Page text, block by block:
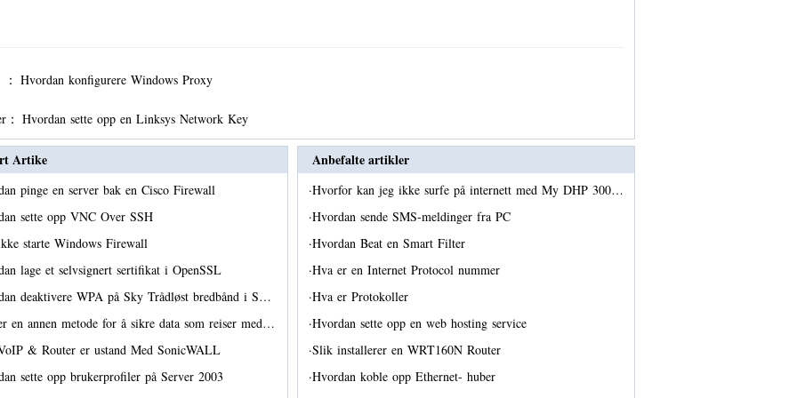
Hvordan konfigurere Windows Proxy
Hvordan sette opp en Linksys Network Key
Artike
pinge en server bak en Cisco Firewall
sette opp VNC Over SSH
starte Windows Firewall
lage et selvsignert sertifikat i OpenSSL
deaktivere WPA på Sky Trådløst bredbånd i S…
en annen metode for å sikre data som reiser med…
& Router er ustand Med SonicWALL
sette opp brukerprofiler på Server 2003
Anbefalte artikler
·Hvorfor kan jeg ikke surfe på internett med My DHP 300…
·Hvordan sende SMS-meldinger fra PC
·Hvordan Beat en Smart Filter
·Hva er en Internet Protocol nummer
·Hva er Protokoller
·Hvordan sette opp en web hosting service
·Slik installerer en WRT160N Router
·Hvordan koble opp Ethernet- huber